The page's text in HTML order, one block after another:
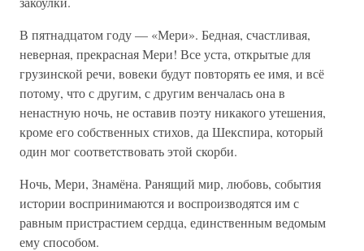
В пятнадцатом году — «Мери». Бедная, счастливая,
неверная, прекрасная Мери! Все уста, открытые для
грузинской речи, вовеки будут повторять ее имя, и всё
потому, что с другим, с другим венчалась она в
ненастную ночь, не оставив поэту никакого утешения,
кроме его собственных стихов, да Шекспира, который
один мог соответствовать этой скорби.
Ночь, Мери, Знамёна. Ранящий мир, любовь, события
истории воспринимаются и воспроизводятся им с
равным пристрастием сердца, единственным ведомым
ему способом.